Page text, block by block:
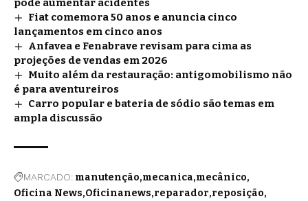
pode aumentar acidentes
Fiat comemora 50 anos e anuncia cinco
lançamentos em cinco anos
Anfavea e Fenabrave revisam para cima as
projeções de vendas em 2026
Muito além da restauração: antigomobilismo não
é para aventureiros
Carro popular e bateria de sódio são temas em
ampla discussão
MARCADO: manutenção mecanica mecânico
Oficina News Oficinanews reparador reposição